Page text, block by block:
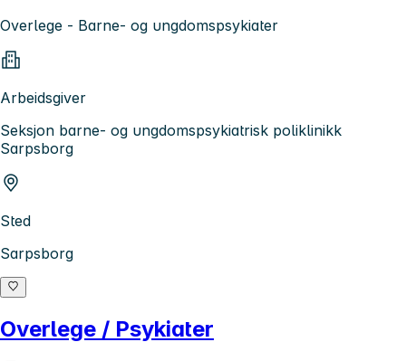
Overlege - Barne- og ungdomspsykiater
Arbeidsgiver
Seksjon barne- og ungdomspsykiatrisk poliklinikk
Sarpsborg
Sted
Sarpsborg
Overlege / Psykiater